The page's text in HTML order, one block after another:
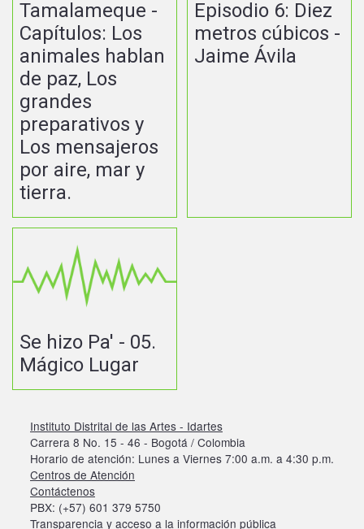
Tamalameque -
Capítulos: Los
animales hablan
de paz, Los
grandes
preparativos y
Los mensajeros
por aire, mar y
tierra.
Episodio 6: Diez
metros cúbicos -
Jaime Ávila
Se hizo Pa' - 05.
Mágico Lugar
Instituto Distrital de las Artes - Idartes
Carrera 8 No. 15 - 46 - Bogotá / Colombia
Horario de atención: Lunes a Viernes 7:00 a.m. a 4:30 p.m.
Centros de Atención
Contáctenos
PBX: (+57) 601 379 5750
Transparencia y acceso a la información pública